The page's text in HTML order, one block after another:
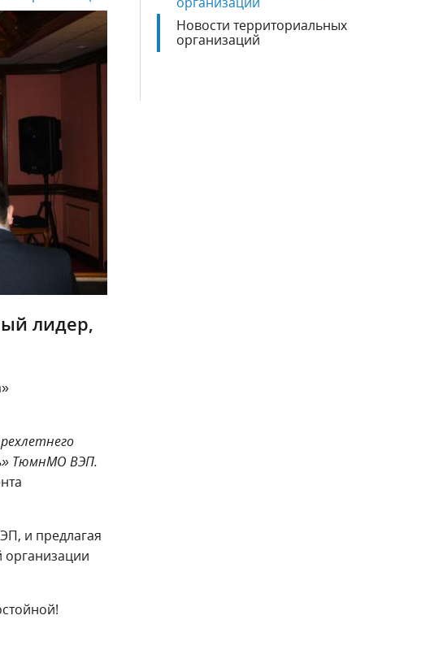
лидер,
ТюмнМО ВЭП.
и предлагая
организации
Новости территориальных
организаций